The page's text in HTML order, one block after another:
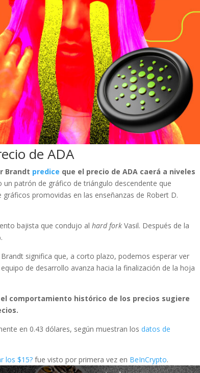
de ADA
Brandt predice que el precio de ADA caerá a niveles
un patrón de gráfico de triángulo descendente que
promovidas en las enseñanzas de Robert D.
bajista que condujo alhard fork Vasil. Después de la
significa que, a corto plazo, podemos esperar ver
de desarrollo avanza hacia la finalización de la hoja
el comportamiento histórico de los precios sugiere
en 0.43 dólares, según muestran losdatos de
los $15? fue visto por primera vez en BeInCrypto.